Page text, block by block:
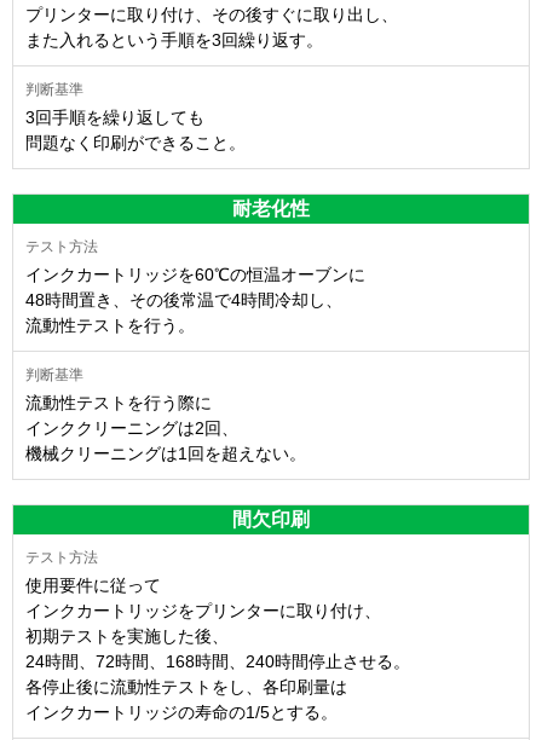
プリンターに取り付け、その後すぐに取り出し、
また入れるという手順を3回繰り返す。
3回手順を繰り返しても
問題なく印刷ができること。
耐老化性
インクカートリッジを60℃の恒温オーブンに
48時間置き、その後常温で4時間冷却し、
流動性テストを行う。
流動性テストを行う際に
インククリーニングは2回、
機械クリーニングは1回を超えない。
間欠印刷
使用要件に従って
インクカートリッジをプリンターに取り付け、
初期テストを実施した後、
24時間、72時間、168時間、240時間停止させる。
各停止後に流動性テストをし、各印刷量は
インクカートリッジの寿命の1/5とする。